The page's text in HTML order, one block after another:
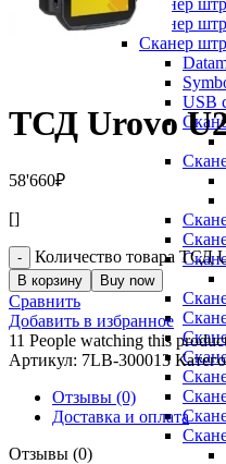
Сканер
Сканер
Сканер
USB
ТСД Urovo
58'660₽
[]
Количество товара ТСД
В корзину Buy now
Сравнить
Добавить в избранное
11 People watching this
Артикул: 7LB-300013
Отзывы (0)
Доставка и оплата
Отзывы (0)